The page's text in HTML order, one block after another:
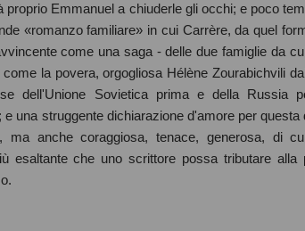
proprio Emmanuel a chiuderle gli occhi; e poco
«romanzo familiare» in cui Carrère, da quel
come una saga - delle due famiglie da
la povera, orgogliosa Hélène Zourabichvili
dell'Unione Sovietica prima e della Russia
una struggente dichiarazione d'amore per
ma anche coraggiosa, tenace, generosa, di
esaltante che uno scrittore possa tributare